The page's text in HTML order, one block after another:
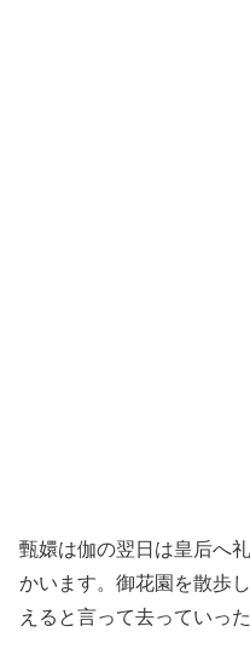
甄嬛は伽の翌日は皇后へ
かいます。御花園を散歩
えると言って去っていっ